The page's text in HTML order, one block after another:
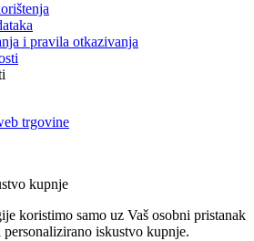
i pravila otkazivanja
trgovine
kupnje
koristimo samo uz Vaš osobni pristanak
iskustvo kupnje.